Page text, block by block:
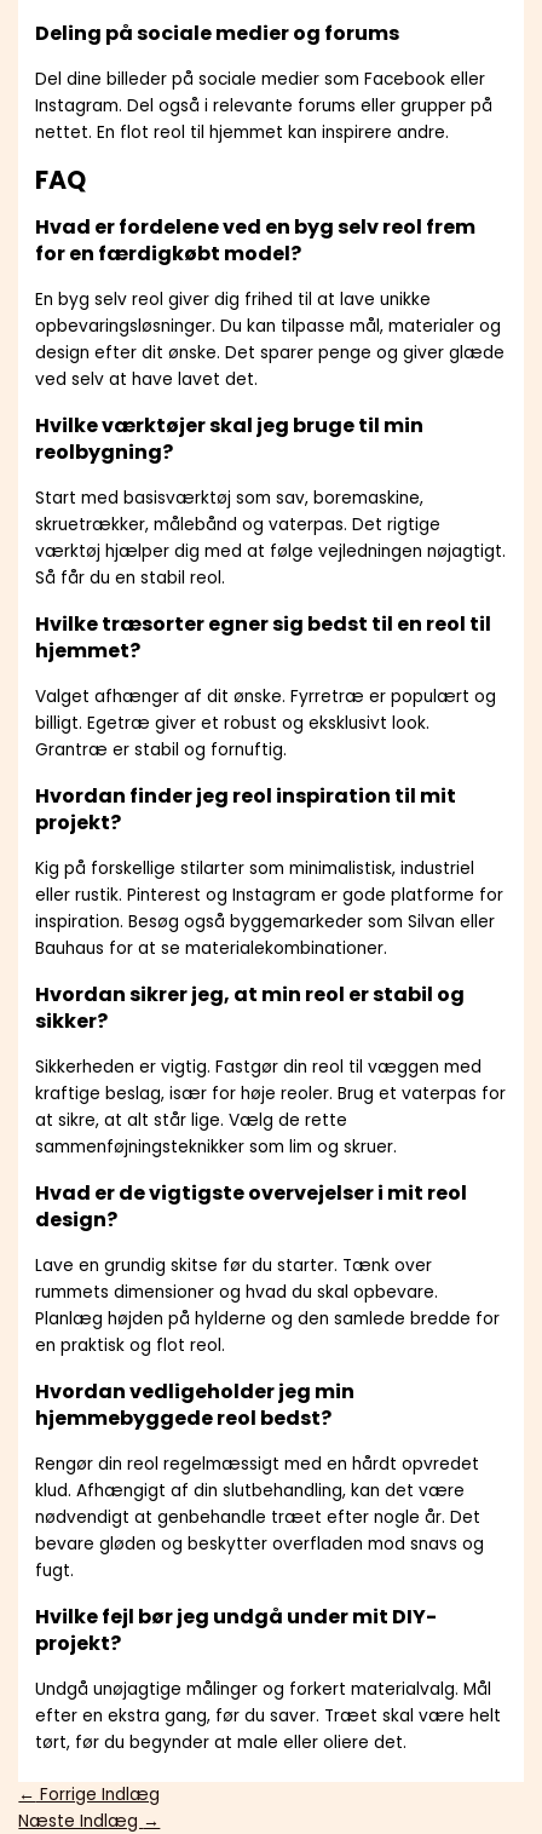
Deling på sociale medier og forums
Del dine billeder på sociale medier som Facebook eller
Instagram. Del også i relevante forums eller grupper på
nettet. En flot reol til hjemmet kan inspirere andre.
FAQ
Hvad er fordelene ved en byg selv reol frem
for en færdigkøbt model?
En byg selv reol giver dig frihed til at lave unikke
opbevaringsløsninger. Du kan tilpasse mål, materialer og
design efter dit ønske. Det sparer penge og giver glæde
ved selv at have lavet det.
Hvilke værktøjer skal jeg bruge til min
reolbygning?
Start med basisværktøj som sav, boremaskine,
skruetrækker, målebånd og vaterpas. Det rigtige
værktøj hjælper dig med at følge vejledningen nøjagtigt.
Så får du en stabil reol.
Hvilke træsorter egner sig bedst til en reol til
hjemmet?
Valget afhænger af dit ønske. Fyrretræ er populært og
billigt. Egetræ giver et robust og eksklusivt look.
Grantræ er stabil og fornuftig.
Hvordan finder jeg reol inspiration til mit
projekt?
Kig på forskellige stilarter som minimalistisk, industriel
eller rustik. Pinterest og Instagram er gode platforme for
inspiration. Besøg også byggemarkeder som Silvan eller
Bauhaus for at se materialekombinationer.
Hvordan sikrer jeg, at min reol er stabil og
sikker?
Sikkerheden er vigtig. Fastgør din reol til væggen med
kraftige beslag, især for høje reoler. Brug et vaterpas for
at sikre, at alt står lige. Vælg de rette
sammenføjningsteknikker som lim og skruer.
Hvad er de vigtigste overvejelser i mit reol
design?
Lave en grundig skitse før du starter. Tænk over
rummets dimensioner og hvad du skal opbevare.
Planlæg højden på hylderne og den samlede bredde for
en praktisk og flot reol.
Hvordan vedligeholder jeg min
hjemmebyggede reol bedst?
Rengør din reol regelmæssigt med en hårdt opvredet
klud. Afhængigt af din slutbehandling, kan det være
nødvendigt at genbehandle træet efter nogle år. Det
bevare gløden og beskytter overfladen mod snavs og
fugt.
Hvilke fejl bør jeg undgå under mit DIY-
projekt?
Undgå unøjagtige målinger og forkert materialvalg. Mål
efter en ekstra gang, før du saver. Træet skal være helt
tørt, før du begynder at male eller oliere det.
← Forrige Indlæg
Næste Indlæg →